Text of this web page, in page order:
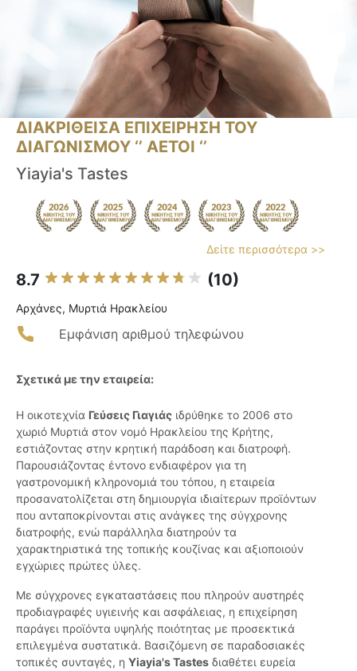
ΔΙΑΚΡΙΘΕΙΣΑ ΕΠΙΧΕΙΡΗΣΗ ΤΟΥ
ΔΙΑΓΩΝΙΣΜΟΥ ‘’ ΑΕΤΟΙ ‘’
Yiayia's Tastes
Δείτε περισσότερα >>
8.7 (10)
Αρχάνες, Μυρτιά Ηρακλείου
Εμφάνιση αριθμού τηλεφώνου
Σχετικά με την εταιρεία:
Η οικοτεχνία Γεύσεις Γιαγιάς ιδρύθηκε το 2006 στο
χωριό Μυρτιά στον νομό Ηρακλείου της Κρήτης,
εστιάζοντας στην κρητική παράδοση και διατροφή.
Παρουσιάζοντας έντονο ενδιαφέρον για τη
γαστρονομική κληρονομιά του τόπου, η εταιρεία
προσανατολίζεται στη δημιουργία ιδιαίτερων προϊόντων
που ανταποκρίνονται στις ανάγκες της σύγχρονης
διατροφής, ενώ παράλληλα διατηρούν τα
χαρακτηριστικά της τοπικής κουζίνας και αξιοποιούν
εγχώριες πρώτες ύλες.
Με σύγχρονες εγκαταστάσεις που πληρούν αυστηρές
προδιαγραφές υγιεινής και ασφάλειας, η επιχείρηση
παράγει προϊόντα υψηλής ποιότητας με προσεκτικά
επιλεγμένα συστατικά. Βασιζόμενη σε παραδοσιακές
τοπικές συνταγές, η Yiayia's Tastes διαθέτει ευρεία